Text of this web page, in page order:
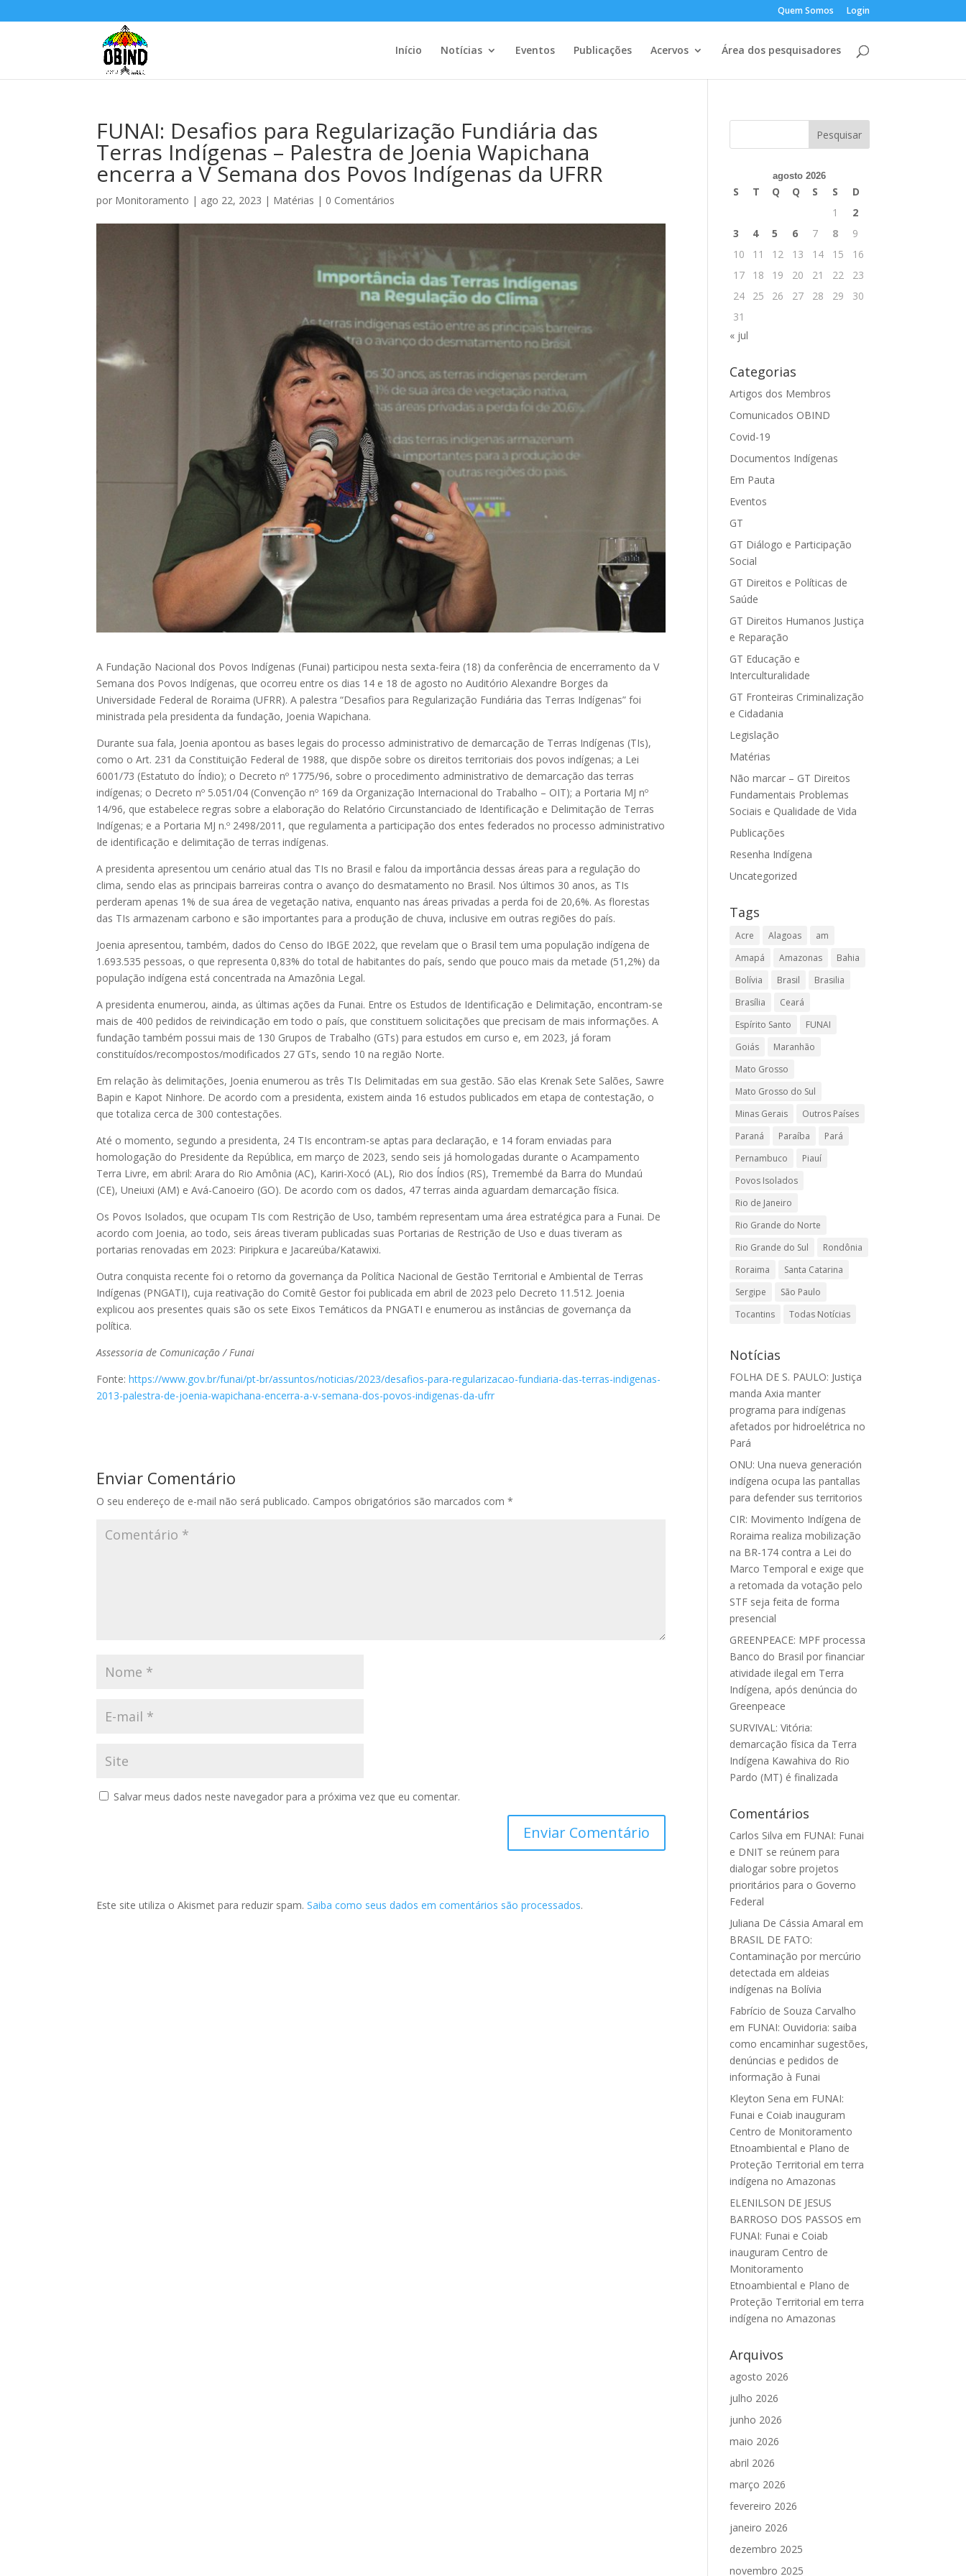
Quem Somos Login
Início Notícias Eventos Publicações Acervos Área dos pesquisadores
FUNAI: Desafios para Regularização Fundiária das
Terras Indígenas – Palestra de Joenia Wapichana
encerra a V Semana dos Povos Indígenas da UFRR
por Monitoramento | ago 22, 2023 | Matérias | 0 Comentários
A Fundação Nacional dos Povos Indígenas (Funai) participou nesta sexta-feira (18) da conferência de encerramento da V
Semana dos Povos Indígenas, que ocorreu entre os dias 14 e 18 de agosto no Auditório Alexandre Borges da
Universidade Federal de Roraima (UFRR). A palestra “Desafios para Regularização Fundiária das Terras Indígenas” foi
ministrada pela presidenta da fundação, Joenia Wapichana.
Durante sua fala, Joenia apontou as bases legais do processo administrativo de demarcação de Terras Indígenas (TIs),
como o Art. 231 da Constituição Federal de 1988, que dispõe sobre os direitos territoriais dos povos indígenas; a Lei
6001/73 (Estatuto do Índio); o Decreto nº 1775/96, sobre o procedimento administrativo de demarcação das terras
indígenas; o Decreto nº 5.051/04 (Convenção nº 169 da Organização Internacional do Trabalho – OIT); a Portaria MJ nº
14/96, que estabelece regras sobre a elaboração do Relatório Circunstanciado de Identificação e Delimitação de Terras
Indígenas; e a Portaria MJ n.º 2498/2011, que regulamenta a participação dos entes federados no processo administrativo
de identificação e delimitação de terras indígenas.
A presidenta apresentou um cenário atual das TIs no Brasil e falou da importância dessas áreas para a regulação do
clima, sendo elas as principais barreiras contra o avanço do desmatamento no Brasil. Nos últimos 30 anos, as TIs
perderam apenas 1% de sua área de vegetação nativa, enquanto nas áreas privadas a perda foi de 20,6%. As florestas
das TIs armazenam carbono e são importantes para a produção de chuva, inclusive em outras regiões do país.
Joenia apresentou, também, dados do Censo do IBGE 2022, que revelam que o Brasil tem uma população indígena de
1.693.535 pessoas, o que representa 0,83% do total de habitantes do país, sendo que pouco mais da metade (51,2%) da
população indígena está concentrada na Amazônia Legal.
A presidenta enumerou, ainda, as últimas ações da Funai. Entre os Estudos de Identificação e Delimitação, encontram-se
mais de 400 pedidos de reivindicação em todo o país, que constituem solicitações que precisam de mais informações. A
fundação também possui mais de 130 Grupos de Trabalho (GTs) para estudos em curso e, em 2023, já foram
constituídos/recompostos/modificados 27 GTs, sendo 10 na região Norte.
Em relação às delimitações, Joenia enumerou as três TIs Delimitadas em sua gestão. São elas Krenak Sete Salões, Sawre
Bapin e Kapot Ninhore. De acordo com a presidenta, existem ainda 16 estudos publicados em etapa de contestação, o
que totaliza cerca de 300 contestações.
Até o momento, segundo a presidenta, 24 TIs encontram-se aptas para declaração, e 14 foram enviadas para
homologação do Presidente da República, em março de 2023, sendo seis já homologadas durante o Acampamento
Terra Livre, em abril: Arara do Rio Amônia (AC), Kariri-Xocó (AL), Rio dos Índios (RS), Tremembé da Barra do Mundaú
(CE), Uneiuxi (AM) e Avá-Canoeiro (GO). De acordo com os dados, 47 terras ainda aguardam demarcação física.
Os Povos Isolados, que ocupam TIs com Restrição de Uso, também representam uma área estratégica para a Funai. De
acordo com Joenia, ao todo, seis áreas tiveram publicadas suas Portarias de Restrição de Uso e duas tiveram as
portarias renovadas em 2023: Piripkura e Jacareúba/Katawixi.
Outra conquista recente foi o retorno da governança da Política Nacional de Gestão Territorial e Ambiental de Terras
Indígenas (PNGATI), cuja reativação do Comitê Gestor foi publicada em abril de 2023 pelo Decreto 11.512. Joenia
explicou aos presentes quais são os sete Eixos Temáticos da PNGATI e enumerou as instâncias de governança da
política.
Assessoria de Comunicação / Funai
Fonte:https://www.gov.br/funai/pt-br/assuntos/noticias/2023/desafios-para-regularizacao-fundiaria-das-terras-indigenas-
2013-palestra-de-joenia-wapichana-encerra-a-v-semana-dos-povos-indigenas-da-ufrr
Enviar Comentário
O seu endereço de e-mail não será publicado. Campos obrigatórios são marcados com*
Salvar meus dados neste navegador para a próxima vez que eu comentar.
Este site utiliza o Akismet para reduzir spam.Saiba como seus dados em comentários são processados.
agosto 2026
S T Q Q S S
D
1
2
3
4 5 6 7 8
9
10
11 12 13 14 15
16
17
18 19 20 21 22
23
24
25 26 27 28 29
30
31
« jul
Categorias
Artigos dos Membros
Comunicados OBIND
Covid-19
Documentos Indígenas
Em Pauta
Eventos
GT
GT Diálogo e Participação
Social
GT Direitos e Políticas de
Saúde
GT Direitos Humanos Justiça
e Reparação
GT Educação e
Interculturalidade
GT Fronteiras Criminalização
e Cidadania
Legislação
Matérias
Não marcar – GT Direitos
Fundamentais Problemas
Sociais e Qualidade de Vida
Publicações
Resenha Indígena
Uncategorized
Tags
Acre Alagoas
am
Amapá
Amazonas
Bahia
Bolívia
Brasil
Brasilia
Brasília
Ceará
Espírito Santo
FUNAI
Goiás
Maranhão
Mato Grosso
Mato Grosso do Sul
Minas Gerais
Outros Países
Paraná
Paraíba
Pará
Pernambuco
Piauí
Povos Isolados
Rio de Janeiro
Rio Grande do Norte
Rio Grande do Sul
Rondônia
Roraima
Santa Catarina
Sergipe
São Paulo
Tocantins
Todas Notícias
Notícias
FOLHA DE S. PAULO: Justiça
manda Axia manter
programa para indígenas
afetados por hidroelétrica no
Pará
ONU: Una nueva generación
indígena ocupa las pantallas
para defender sus territorios
CIR: Movimento Indígena de
Roraima realiza mobilização
na BR-174 contra a Lei do
Marco Temporal e exige que
a retomada da votação pelo
STF seja feita de forma
presencial
GREENPEACE: MPF processa
Banco do Brasil por financiar
atividade ilegal em Terra
Indígena, após denúncia do
Greenpeace
SURVIVAL: Vitória:
demarcação física da Terra
Indígena Kawahiva do Rio
Pardo (MT) é finalizada
Comentários
Carlos Silva em FUNAI: Funai
e DNIT se reúnem para
dialogar sobre projetos
prioritários para o Governo
Federal
Juliana De Cássia Amaral em
BRASIL DE FATO:
Contaminação por mercúrio
detectada em aldeias
indígenas na Bolívia
Fabrício de Souza Carvalho
em FUNAI: Ouvidoria: saiba
como encaminhar sugestões,
denúncias e pedidos de
informação à Funai
Kleyton Sena em FUNAI:
Funai e Coiab inauguram
Centro de Monitoramento
Etnoambiental e Plano de
Proteção Territorial em terra
indígena no Amazonas
ELENILSON DE JESUS
BARROSO DOS PASSOS em
FUNAI: Funai e Coiab
inauguram Centro de
Monitoramento
Etnoambiental e Plano de
Proteção Territorial em terra
indígena no Amazonas
Arquivos
agosto 2026
julho 2026
junho 2026
maio 2026
abril 2026
março 2026
fevereiro 2026
janeiro 2026
dezembro 2025
novembro 2025